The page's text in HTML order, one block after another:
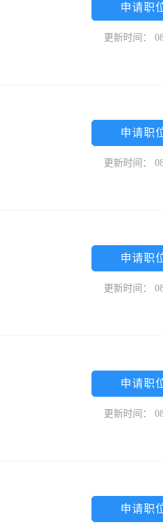
申请职
更新时间：
申请职
更新时间：
申请职
更新时间：
申请职
更新时间：
申请职